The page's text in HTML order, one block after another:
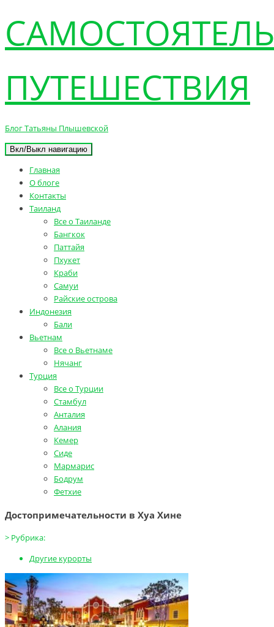
ПУТЕШЕСТВИЯ
Блог Татьяны Плышевской
Вкл/Выкл навигацию
Главная
О блоге
Контакты
Таиланд
Все о Таиланде
Бангкок
Паттайя
Пхукет
Краби
Самуи
Райские острова
Индонезия
Бали
Вьетнам
Все о Вьетнаме
Нячанг
Турция
Все о Турции
Стамбул
Анталия
Алания
Кемер
Сиде
Мармарис
Бодрум
Фетхие
Достопримечательности в Хуа Хине
> Рубрика:
Другие курорты